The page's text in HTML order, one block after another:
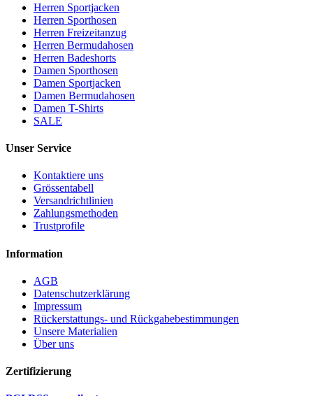
Herren Sportjacken
Herren Sporthosen
Herren Freizeitanzug
Herren Bermudahosen
Herren Badeshorts
Damen Sporthosen
Damen Sportjacken
Damen Bermudahosen
Damen T-Shirts
SALE
Unser Service
Kontaktiere uns
Grössentabell
Versandrichtlinien
Zahlungsmethoden
Trustprofile
Information
AGB
Datenschutzerklärung
Impressum
Rückerstattungs- und Rückgabebestimmungen
Unsere Materialien
Über uns
Zertifizierung